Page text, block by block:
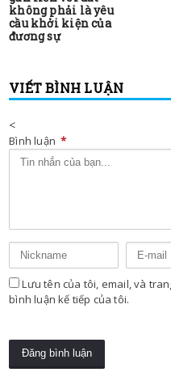
không phải là yêu
cầu khởi kiện của
đương sự
VIẾT BÌNH LUẬN
<
Bình luận *
Lưu tên của tôi, email, và
bình luận kế tiếp của tôi.